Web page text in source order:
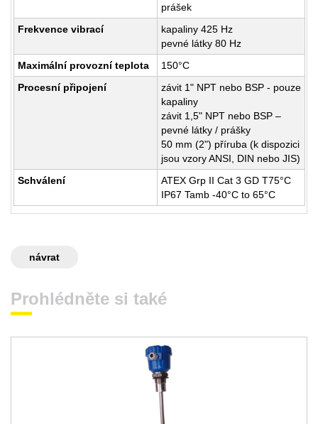
prášek
Frekvence vibrací
kapaliny 425 Hz
pevné látky 80 Hz
Maximální provozní teplota
150°C
Procesní připojení
závit 1" NPT nebo BSP - pouze
kapaliny
závit 1,5" NPT nebo BSP –
pevné látky / prášky
50 mm (2") příruba (k dispozici
jsou vzory ANSI, DIN nebo JIS)
Schválení
ATEX Grp II Cat 3 GD T75°C
IP67 Tamb -40°C to 65°C
návrat
Prohlédněte si také